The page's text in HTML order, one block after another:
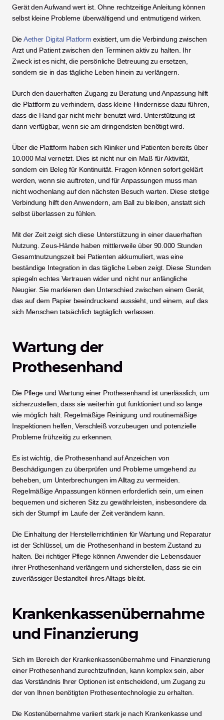
Gerät den Aufwand wert ist. Ohne rechtzeitige Anleitung können
selbst kleine Probleme überwältigend und entmutigend wirken.
Die Aether Digital Platform existiert, um die Verbindung zwischen
Arzt und Patient zwischen den Terminen aktiv zu halten. Ihr
Zweck ist es nicht, die persönliche Betreuung zu ersetzen,
sondern sie in das tägliche Leben hinein zu verlängern.
Durch den dauerhaften Zugang zu Beratung und Anpassung hilft
die Plattform zu verhindern, dass kleine Hindernisse dazu führen,
dass die Hand gar nicht mehr benutzt wird. Unterstützung ist
dann verfügbar, wenn sie am dringendsten benötigt wird.
Über die Plattform haben sich Kliniker und Patienten bereits über
10.000 Mal vernetzt. Dies ist nicht nur ein Maß für Aktivität,
sondern ein Beleg für Kontinuität. Fragen können sofort geklärt
werden, wenn sie auftreten, und für Anpassungen muss man
nicht wochenlang auf den nächsten Besuch warten. Diese stetige
Verbindung hilft den Anwendern, am Ball zu bleiben, anstatt sich
selbst überlassen zu fühlen.
Mit der Zeit zeigt sich diese Unterstützung in einer dauerhaften
Nutzung. Zeus-Hände haben mittlerweile über 90.000 Stunden
Gesamtnutzungszeit bei Patienten akkumuliert, was eine
beständige Integration in das tägliche Leben zeigt. Diese Stunden
spiegeln echtes Vertrauen wider und nicht nur anfängliche
Neugier. Sie markieren den Unterschied zwischen einem Gerät,
das auf dem Papier beeindruckend aussieht, und einem, auf das
sich Menschen tatsächlich tagtäglich verlassen.
Wartung der
Prothesenhand
Die Pflege und Wartung einer Prothesenhand ist unerlässlich, um
sicherzustellen, dass sie weiterhin gut funktioniert und so lange
wie möglich hält. Regelmäßige Reinigung und routinemäßige
Inspektionen helfen, Verschleiß vorzubeugen und potenzielle
Probleme frühzeitig zu erkennen.
Es ist wichtig, die Prothesenhand auf Anzeichen von
Beschädigungen zu überprüfen und Probleme umgehend zu
beheben, um Unterbrechungen im Alltag zu vermeiden.
Regelmäßige Anpassungen können erforderlich sein, um einen
bequemen und sicheren Sitz zu gewährleisten, insbesondere da
sich der Stumpf im Laufe der Zeit verändern kann.
Die Einhaltung der Herstellerrichtlinien für Wartung und Reparatur
ist der Schlüssel, um die Prothesenhand in bestem Zustand zu
halten. Bei richtiger Pflege können Anwender die Lebensdauer
ihrer Prothesenhand verlängern und sicherstellen, dass sie ein
zuverlässiger Bestandteil ihres Alltags bleibt.
Krankenkassenübernahme
und Finanzierung
Sich im Bereich der Krankenkassenübernahme und Finanzierung
einer Prothesenhand zurechtzufinden, kann komplex sein, aber
das Verständnis Ihrer Optionen ist entscheidend, um Zugang zu
der von Ihnen benötigten Prothesentechnologie zu erhalten.
Die Kostenübernahme variiert stark je nach Krankenkasse und